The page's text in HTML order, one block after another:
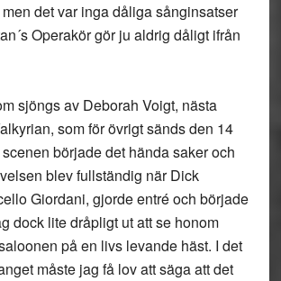
det var inga dåliga sånginsatser
Operakör gör ju aldrig dåligt ifrån
sjöngs av Deborah Voigt, nästa
som för övrigt sänds den 14
började det hända saker och
blev fullständig när Dick
Giordani, gjorde entré och började
dock lite dråpligt ut att se honom
på en livs levande häst. I det
måste jag få lov att säga att det